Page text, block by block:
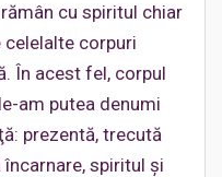
cu spiritul chiar
corpuri
În acest fel, corpul
am putea denumi
prezentă, trecută
spiritul şi